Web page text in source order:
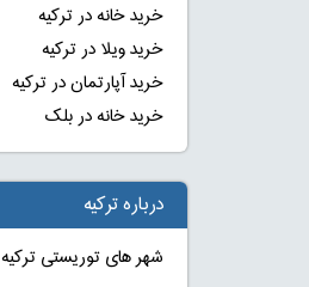
خرید خانه در ترکیه
خرید ویلا در ترکیه
خرید آپارتمان در ترکیه
خرید خانه در بلک
درباره ترکیه
شهر های توریستی ترکیه